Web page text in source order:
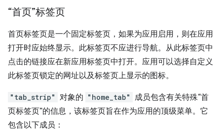
“首页”标签页
首页标签页是一个固定标签页，如果为应用启用，则在应用
打开时应始终显示。此标签页不应进行导航。从此标签页中
点击的链接应在新应用标签页中打开。应用可以选择自定义
此标签页锁定的网址以及标签页上显示的图标。
"tab_strip" 对象的 "home_tab" 成员包含有关特殊“首
页标签页”的信息，该标签页旨在作为应用的顶级菜单。它
包含以下成员：